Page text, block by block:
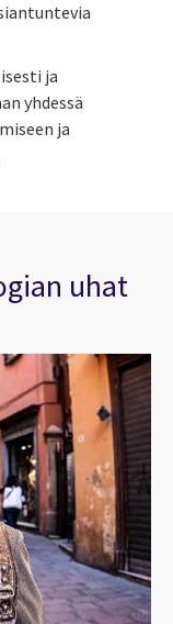
ja
yhdessä
ja
uhat